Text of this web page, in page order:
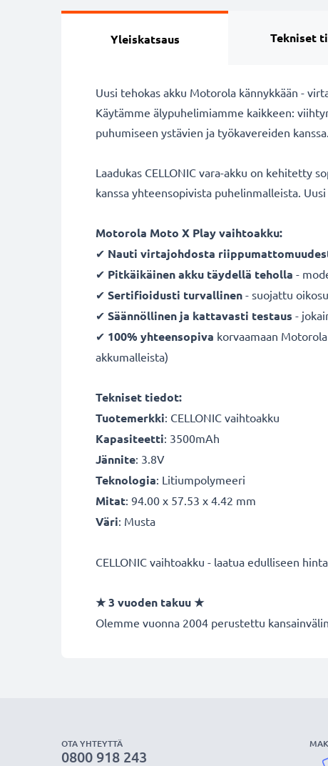
Yleiskatsaus Tekniset
Uusi tehokas akku Motorola kännykkään -
Käytämme älypuhelimiamme kaikkeen:
puhumiseen ystävien ja työkavereiden
Laadukas CELLONIC vara-akku on kehitetty
kanssa yhteensopivista puhelinmalleista.
Motorola Moto X Play vaihtoakku:
✔ Nauti virtajohdosta
✔ Pitkäikäinenakku täydellä teholla -
✔ Sertifioidusti turvallinen - suojattu
✔ Säännöllinen ja kattavasti testaus -
✔ 100% yhteensopiva korvaamaan
akkumalleista)
Tekniset tiedot:
Tuotemerkki: CELLONIC vaihtoakku
Kapasiteetti: 3500mAh
Jännite: 3.8V
Teknologia: Litiumpolymeeri
Mitat: 94.00 x 57.53 x 4.42 mm
Väri: Musta
CELLONIC vaihtoakku - laatua edulliseen
★3 vuoden takuu★
Olemme vuonna 2004 perustettu
OTA YHTEYTTÄ
0800 918 243